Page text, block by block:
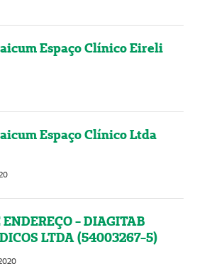
Espaço Clínico Eireli
Espaço Clínico Ltda
- DIAGITAB
LTDA (54003267-5)